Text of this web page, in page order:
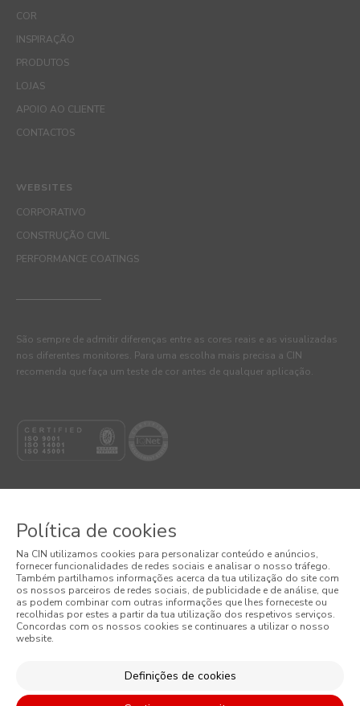
COR
INSPIRAÇÃO
PRODUTOS
LOJAS
APOIO AO CLIENTE
CONTACTOS
WEBSITES
CORPORATIVO
CONSTRUÇÃO CIVIL
PERFORMANCE COATINGS
São sempre de admitir diferenças entre as cores reais e as visualizadas
nos diferentes monitores. Para uma escolha mais precisa a CIN
recomenda que faça um teste de cor antes de qualquer aplicação.
Termos e Condições
Política de Privacidade
Política de Cookies
Condições Gerais de Venda
Política de cookies
Na CIN utilizamos cookies para personalizar conteúdo e anúncios,
fornecer funcionalidades de redes sociais e analisar o nosso tráfego.
Também partilhamos informações acerca da tua utilização do site com
os nossos parceiros de redes sociais, de publicidade e de análise, que
as podem combinar com outras informações que lhes forneceste ou
recolhidas por estes a partir da tua utilização dos respetivos serviços.
Concordas com os nossos cookies se continuares a utilizar o nosso
website.
Definições de cookies